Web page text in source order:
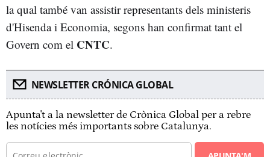
la qual també van assistir representants dels ministeris
d'Hisenda i Economia, segons han confirmat tant el
Govern com el CNTC.
NEWSLETTER CRÓNICA GLOBAL
Apunta't a la newsletter de Crònica Global per a rebre
les notícies més importants sobre Catalunya.